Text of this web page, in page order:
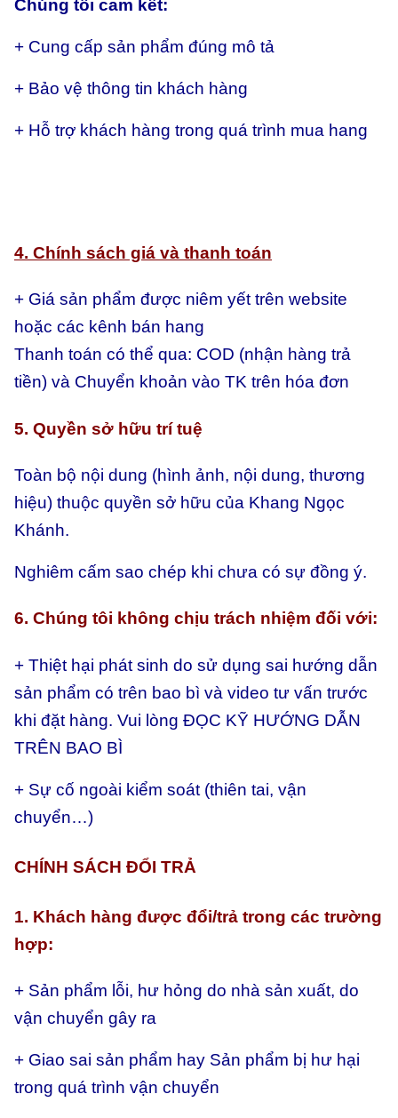
Chúng tôi cam kết:
+ Cung cấp sản phẩm đúng mô tả
+ Bảo vệ thông tin khách hàng
+ Hỗ trợ khách hàng trong quá trình mua hang
4. Chính sách giá và thanh toán
+ Giá sản phẩm được niêm yết trên website
hoặc các kênh bán hang
Thanh toán có thể qua: COD (nhận hàng trả
tiền) và Chuyển khoản vào TK trên hóa đơn
5. Quyền sở hữu trí tuệ
Toàn bộ nội dung (hình ảnh, nội dung, thương
hiệu) thuộc quyền sở hữu của Khang Ngọc
Khánh.
Nghiêm cấm sao chép khi chưa có sự đồng ý.
6. Chúng tôi không chịu trách nhiệm đối với:
+ Thiệt hại phát sinh do sử dụng sai hướng dẫn
sản phẩm có trên bao bì và video tư vấn trước
khi đặt hàng. Vui lòng ĐỌC KỸ HƯỚNG DẪN
TRÊN BAO BÌ
+ Sự cố ngoài kiểm soát (thiên tai, vận
chuyển…)
CHÍNH SÁCH ĐỔI TRẢ
1. Khách hàng được đổi/trả trong các trường
hợp:
+ Sản phẩm lỗi, hư hỏng do nhà sản xuất, do
vận chuyển gây ra
+ Giao sai sản phẩm hay Sản phẩm bị hư hại
trong quá trình vận chuyển